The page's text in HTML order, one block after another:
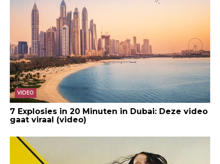
VIDEO
7 Explosies in 20 Minuten in Dubai: Deze video
gaat viraal (video)